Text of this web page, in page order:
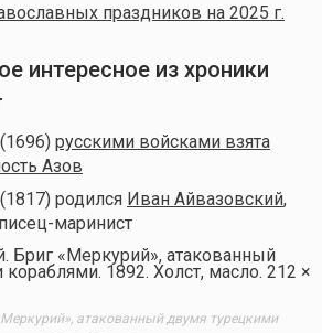
праздников на 2025 г.
интересное из хроники
русскими войсками взята
Азов
родился Иван Айвазовский,
маринист
атакованный двумя турецкими